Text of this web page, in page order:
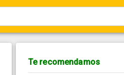
Te recomendamos